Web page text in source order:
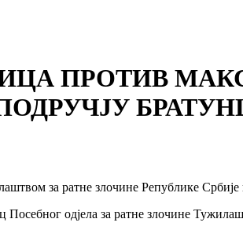
ПРОТИВ
за ратне злочине Републике
Посебног одјела за ратне злочине